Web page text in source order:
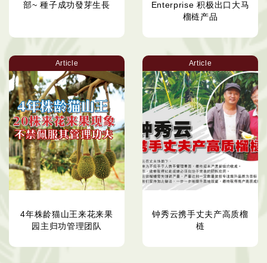
部~ 種子成功發芽生長
Enterprise 积极出口大马
榴梿产品
Article
4年株龄猫山王来花来果
园主归功管理团队
Article
钟秀云携手丈夫产高质榴
梿